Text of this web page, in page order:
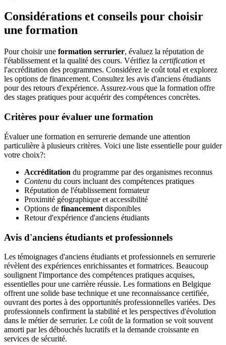
Considérations et conseils pour choisir
une formation
Pour choisir une formation serrurier, évaluez la réputation de
l'établissement et la qualité des cours. Vérifiez la certification et
l'accréditation des programmes. Considérez le coût total et explorez
les options de financement. Consultez les avis d'anciens étudiants
pour des retours d'expérience. Assurez-vous que la formation offre
des stages pratiques pour acquérir des compétences concrètes.
Critères pour évaluer une formation
Évaluer une formation en serrurerie demande une attention
particulière à plusieurs critères. Voici une liste essentielle pour guider
votre choix?:
Accréditation du programme par des organismes reconnus
Contenu du cours incluant des compétences pratiques
Réputation de l'établissement formateur
Proximité géographique et accessibilité
Options de financement disponibles
Retour d'expérience d'anciens étudiants
Avis d'anciens étudiants et professionnels
Les témoignages d'anciens étudiants et professionnels en serrurerie
révèlent des expériences enrichissantes et formatrices. Beaucoup
soulignent l'importance des compétences pratiques acquises,
essentielles pour une carrière réussie. Les formations en Belgique
offrent une solide base technique et une reconnaissance certifiée,
ouvrant des portes à des opportunités professionnelles variées. Des
professionnels confirment la stabilité et les perspectives d'évolution
dans le métier de serrurier. Le coût de la formation se voit souvent
amorti par les débouchés lucratifs et la demande croissante en
services de sécurité.